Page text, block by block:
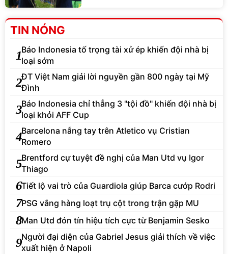
TIN NÓNG
1Báo Indonesia tố trọng tài xử ép khiến đội nhà bị
loại sớm
2ĐT Việt Nam giải lời nguyền gần 800 ngày tại Mỹ
Đình
3Báo Indonesia chỉ thẳng 3 "tội đồ" khiến đội nhà bị
loại khỏi AFF Cup
4Barcelona nẫng tay trên Atletico vụ Cristian
Romero
5Brentford cự tuyệt đề nghị của Man Utd vụ Igor
Thiago
6Tiết lộ vai trò của Guardiola giúp Barca cướp Rodri
7PSG vắng hàng loạt trụ cột trong trận gặp MU
8Man Utd đón tín hiệu tích cực từ Benjamin Sesko
9Người đại diện của Gabriel Jesus giải thích về việc
xuất hiện ở Napoli